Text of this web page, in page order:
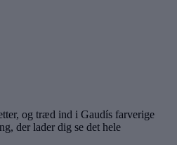
og træd ind i Gaudís farverige
der lader dig se det hele